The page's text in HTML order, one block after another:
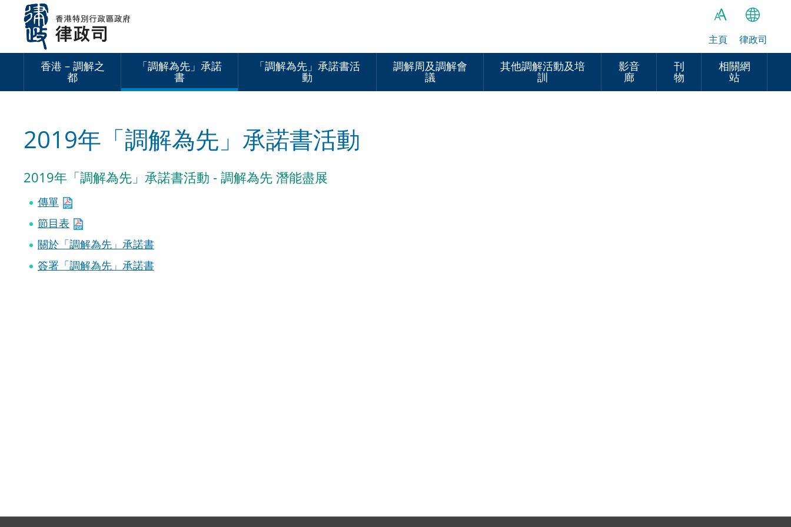
容
A
A
A
繁
简
主頁 律政司
香港 – 調解之
都
「調解為先」承諾
書
「調解為先」承諾書活
動
調解周及調解會
議
其他調解活動及培
訓
影音
廊
刊
物
相關網
站
2019年「調解為先」承諾書活動
2019年「調解為先」承諾書活動 - 調解為先 潛能盡展
傳單
節目表
關於「調解為先」承諾書
簽署「調解為先」承諾書